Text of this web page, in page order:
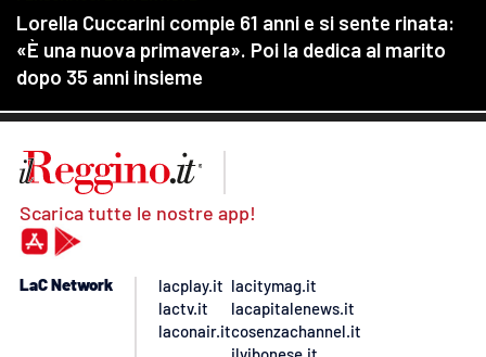
Scarica tutte le nostre app!
LaC Network
lacplay.it
lactv.it
laconair.it
lacitymag.it
lacapitalenews.it
cosenzachannel.it